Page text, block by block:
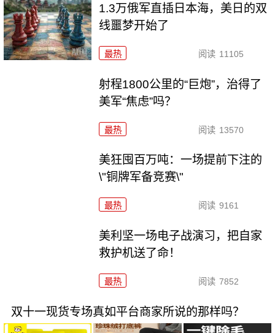
1.3万俄军直插日本海，美日的双
线噩梦开始了
最热 阅读 11105
射程1800公里的“巨炮”，治得了
美军“焦虑”吗？
最热 阅读 13570
美狂囤百万吨：一场提前下注的
\"铜牌军备竞赛\"
最热 阅读 9161
美利坚一场电子战演习，把自家
救护机送了命！
最热 阅读 7852
双十一现货专场真如平台商家所说的那样吗？